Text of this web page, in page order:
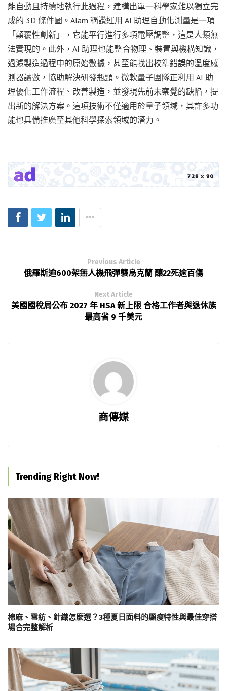
能自動且持續地執行此過程，建構出單一科學家難以獨立完
成的 3D 條件圖。Alam 稱讚運用 AI 助理自動化測量是一項
「顛覆性創新」，它能平行進行多項電壓調整，這是人類無
法實現的。此外，AI 助理也能整合物理、裝置與機構知識，
過濾製造過程中的原始數據，甚至能找出校準錯誤的溫度感
測器讀數，協助解決研發瓶頸。微軟量子團隊正利用 AI 助
理優化工作流程、改善製造，並發現先前未察覺的缺陷，提
出新的解決方案。這項技術不僅適用於量子領域，其許多功
能也具備推廣至其他科學探索領域的潛力。
Previous Article
俄羅斯逾600架無人機飛彈襲烏克蘭 釀22死逾百傷
Next Article
美國國稅局公布 2027 年 HSA 新上限 合格工作者與退休族
最高省 9 千美元
商傳媒
Trending Right Now!
棉麻、雪紡、針織怎麼選？3種夏日面料的顯瘦特性與最佳穿搭
場合完整解析